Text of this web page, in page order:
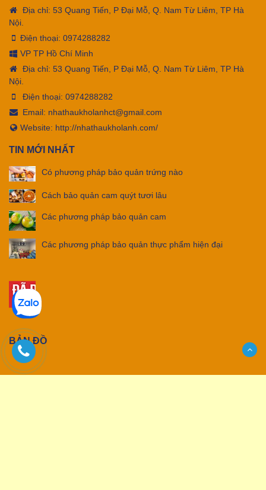
Địa chỉ: 53 Quang Tiến, P Đại Mỗ, Q. Nam Từ Liêm, TP Hà
Nội.
Điện thoại: 0974288282
VP TP Hồ Chí Minh
Địa chỉ: 53 Quang Tiến, P Đại Mỗ, Q. Nam Từ Liêm, TP Hà
Nội.
Điện thoại: 0974288282
Email: nhathaukholanhct@gmail.com
Website: http://nhathaukholanh.com/
TIN MỚI NHẤT
Có phương pháp bảo quản trứng nào
Cách bảo quản cam quýt tươi lâu
Các phương pháp bảo quản cam
Các phương pháp bảo quản thực phẩm hiện đại
BẢN ĐỒ